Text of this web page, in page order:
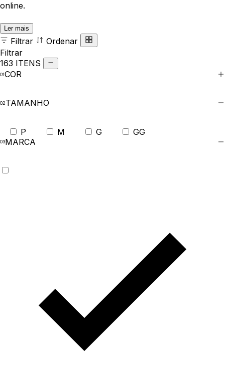
online.
Ler mais
Filtrar
Ordenar
Filtrar
163 ITENS
COR
TAMANHO
P M G
GG
MARCA